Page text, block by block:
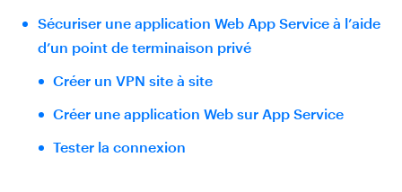
Sécuriser une application Web App Service à l’aide
d’un point de terminaison privé
Créer un VPN site à site
Créer une application Web sur App Service
Tester la connexion